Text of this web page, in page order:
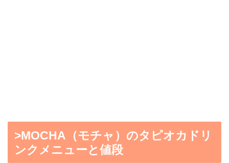
>MOCHA（モチャ）のタピオカドリ
ンクメニューと値段